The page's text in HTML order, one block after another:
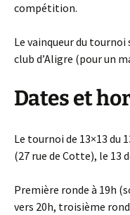
compétition.
Le vainqueur du
club d’Aligre (pour un
Dates et
Le tournoi de 13×13 du
(27 rue de Cotte), le 13
Première ronde à 19h
vers 20h, troisième